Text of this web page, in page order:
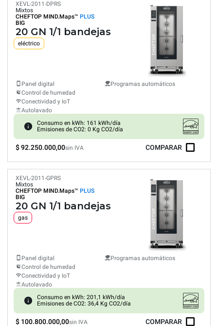
XEVL-2011-DPRS
Mixtos
CHEFTOP MIND.Maps™ PLUS
BIG
20 GN 1/1 bandejas
eléctrico
Panel digital
Control de humedad
Conectividad y IoT
Autolavado
Programas automáticos
Consumo en kWh: 161 kWh/día
Emisiones de CO2: 0 Kg CO2/día
$ 92.250.000,00sin IVA COMPARAR
XEVL-2011-GPRS
Mixtos
CHEFTOP MIND.Maps™ PLUS
BIG
20 GN 1/1 bandejas
gas
Panel digital
Control de humedad
Conectividad y IoT
Autolavado
Programas automáticos
Consumo en kWh: 201,1 kWh/día
Emisiones de CO2: 36,4 Kg CO2/día
$ 100.800.000,00sin IVA COMPARAR